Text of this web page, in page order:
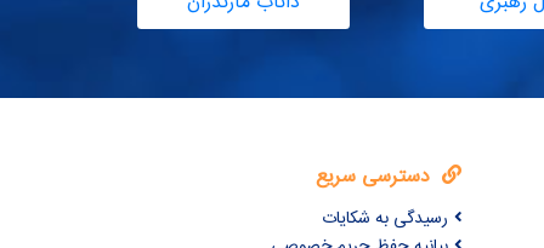
دسترسی سریع
رسیدگی به شکایات